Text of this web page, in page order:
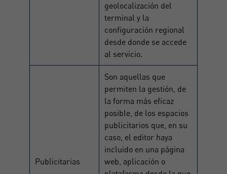
geolocalización del
terminal y la
configuración regional
desde donde se accede
al servicio.
Publicitarias
Son aquellas que
permiten la gestión, de
la forma más eficaz
posible, de los espacios
publicitarios que, en su
caso, el editor haya
incluido en una página
web, aplicación o